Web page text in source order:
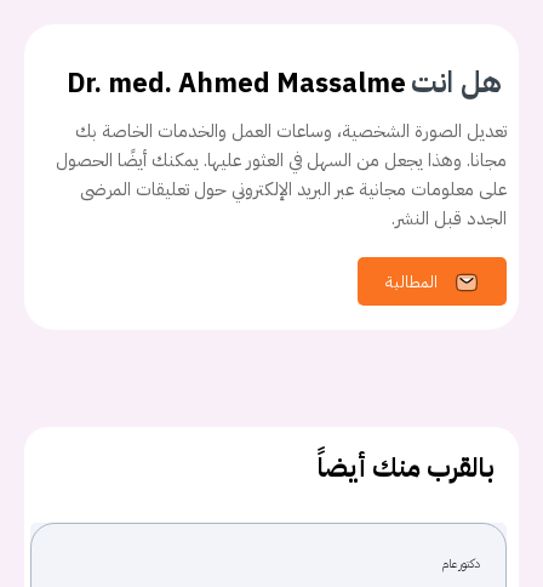
يجب عليك تسجيل الدخول حتى يمكنك طرح سؤال.
كلمه السر هل نسيت كلمة السر؟
هل انتDr. med. Ahmed Massalme
تعديل الصورة الشخصية، وساعات العمل والخدمات الخاصة بك
مجانا. وهذا يجعل من السهل في العثور عليها. يمكنك أيضًا الحصول
على معلومات مجانية عبر البريد الإلكتروني حول تعليقات المرضى
الجدد قبل النشر.
المطالبة
بالقرب منك أيضاً
دكتور عام